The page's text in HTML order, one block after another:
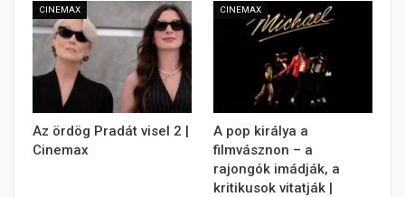
CINEMAX
Az ördög Pradát visel 2 |
Cinemax
CINEMAX
A pop királya a
filmvásznon – a
rajongók imádják, a
kritikusok vitatják |